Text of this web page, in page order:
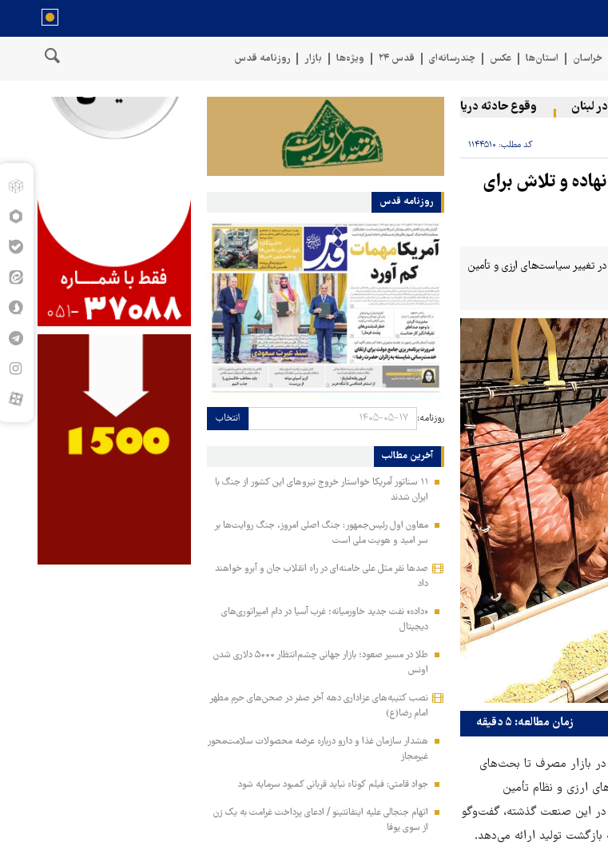
خراسان استان‌ها عکس چندرسانه‌ای قدس ۲۴ ویژه‌ها بازار روزنامه قدس
وقوع حادثه دریایی در سواحل عمان سخنگوی نیروهای مسلح یمن: کشتی نفتی عربستان را با موشک بالستیک هدف
کد مطلب: ۱۱۴۴۵۱۰
و تلاش برای
تغییر سیاست‌های ارزی و تأمین
زمان مطالعه: ۵ دقیقه
بازار مصرف تا بحث‌های
ارزی و نظام تأمین
در این صنعت گذشته، گفت‌وگو
تولید ارائه می‌دهد.
روزنامه قدس
روزنامه: انتخاب
آخرین مطالب
۱۱ سناتور آمریکا خواستار خروج نیروهای این کشور از جنگ با
ایران شدند
معاون اول رئیس‌جمهور: جنگ اصلی امروز، جنگ روایت‌ها بر
سر امید و هویت ملی است
صدها نفر مثل علی خامنه‌ای در راه انقلاب جان و آبرو خواهند
داد
«داده» نفت جدید خاورمیانه؛ غرب آسیا در دام امپراتوری‌های
دیجیتال
طلا در مسیر صعود؛ بازار جهانی چشم‌انتظار ۵۰۰۰ دلاری شدن
اونس
نصب کتیبه‌های عزاداری دهه آخر صفر در صحن‌های حرم مطهر
امام رضا(ع)
هشدار سازمان غذا و دارو درباره عرضه محصولات سلامت‌محور
غیرمجاز
جواد قامتی: فیلم کوتاه نباید قربانی کمبود سرمایه شود
اتهام جنجالی علیه اینفانتینو / ادعای پرداخت غرامت به یک زن
از سوی یوفا